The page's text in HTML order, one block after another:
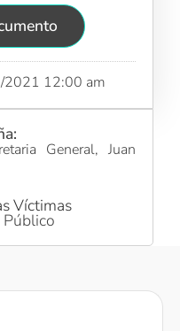
2021 12:00 am
General, Juan
Víctimas